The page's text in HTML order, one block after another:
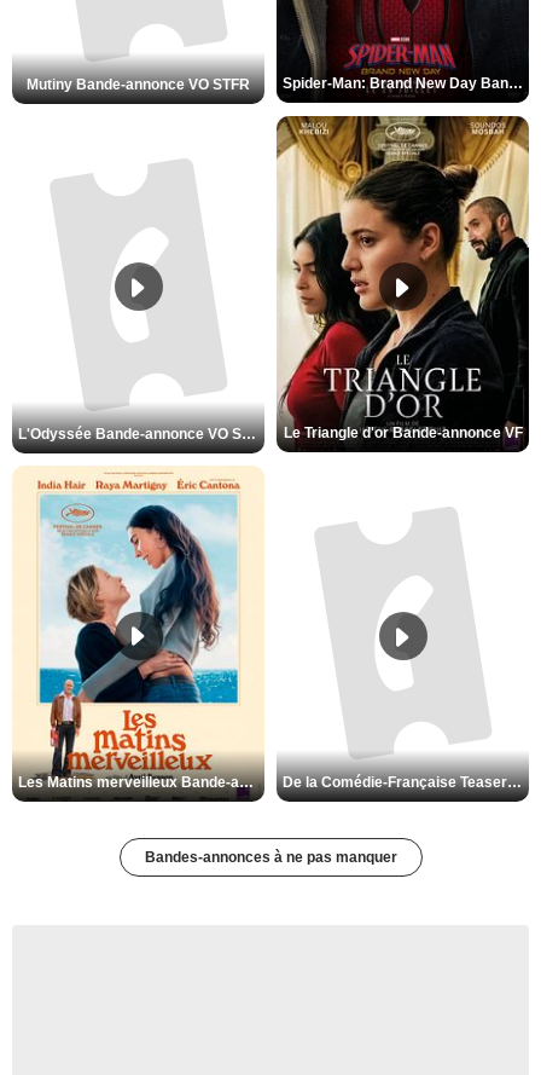
Mutiny Bande-annonce VO STFR Spider-Man: Brand New Day Bande-annonce VO STFR
L'Odyssée Bande-annonce VO STFR Le Triangle d'or Bande-annonce VF
Les Matins merveilleux Bande-annonce VF De la Comédie-Française Teaser VF
Bandes-annonces à ne pas manquer